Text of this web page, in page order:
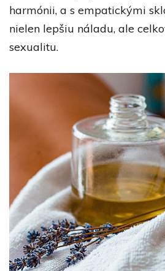
harmónii, a s empatickými
nielen lepšiu náladu, ale
sexualitu.